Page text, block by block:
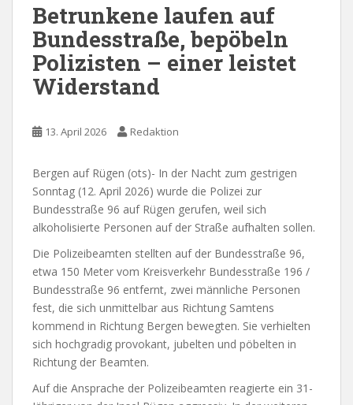
Betrunkene laufen auf
Bundesstraße, bepöbeln
Polizisten – einer leistet
Widerstand
13. April 2026 Redaktion
Bergen auf Rügen (ots)- In der Nacht zum gestrigen
Sonntag (12. April 2026) wurde die Polizei zur
Bundesstraße 96 auf Rügen gerufen, weil sich
alkoholisierte Personen auf der Straße aufhalten sollen.
Die Polizeibeamten stellten auf der Bundesstraße 96,
etwa 150 Meter vom Kreisverkehr Bundesstraße 196 /
Bundesstraße 96 entfernt, zwei männliche Personen
fest, die sich unmittelbar aus Richtung Samtens
kommend in Richtung Bergen bewegten. Sie verhielten
sich hochgradig provokant, jubelten und pöbelten in
Richtung der Beamten.
Auf die Ansprache der Polizeibeamten reagierte ein 31-